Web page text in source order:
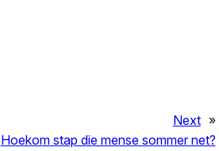
Next »
Hoekom stap die mense sommer net?